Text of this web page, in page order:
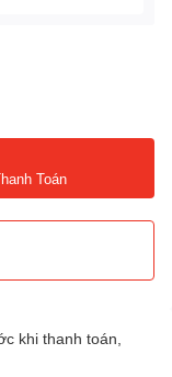
Toán
khi thanh toán,